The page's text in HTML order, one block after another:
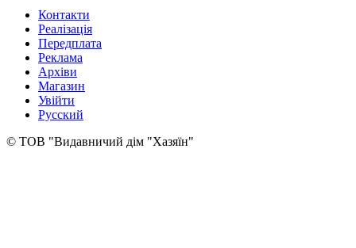
Контакти
Реалізація
Передплата
Реклама
Архіви
Магазин
Увійти
Русский
© ТОВ "Видавничий дім "Хазяїн"